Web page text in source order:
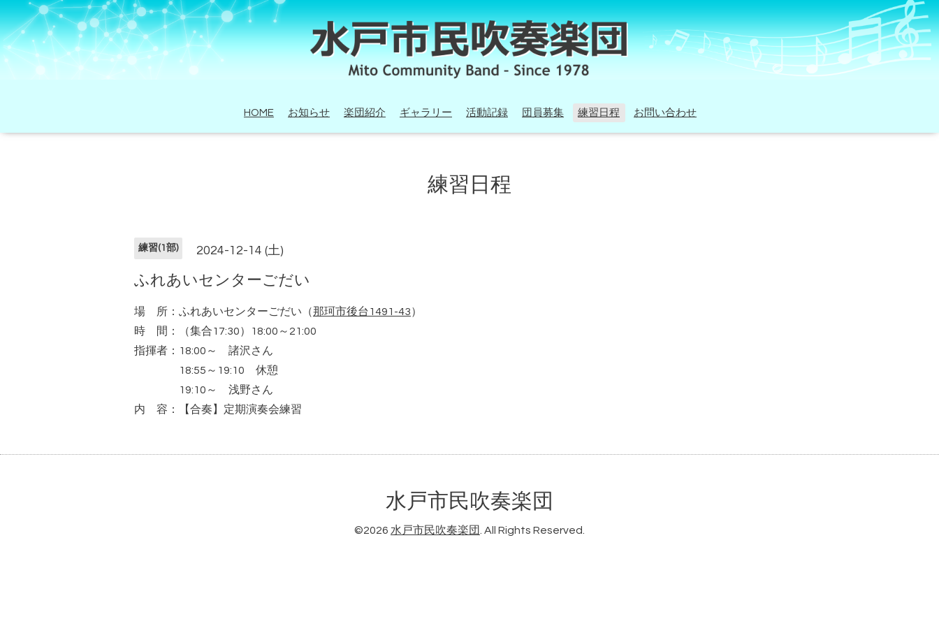
HOME お知らせ 楽団紹介 ギャラリー 活動記録 団員募集 練習日程 お問い合わせ
練習日程
練習(1部) 2024-12-14 (土)
ふれあいセンターごだい
場 所：ふれあいセンターごだい（那珂市後台1491-43）
時 間：（集合17:30）18:00～21:00
指揮者：18:00～ 諸沢さん
18:55～19:10 休憩
19:10～ 浅野さん
内 容：【合奏】定期演奏会練習
水戸市民吹奏楽団
©2026 水戸市民吹奏楽団. All Rights Reserved.